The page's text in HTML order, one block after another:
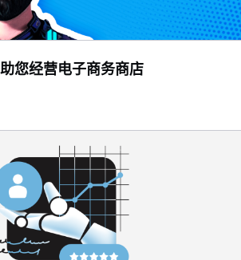
您经营电子商务商店